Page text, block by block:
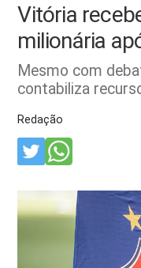
Vitória
milionária
Mesmo com
contabiliza
Redação